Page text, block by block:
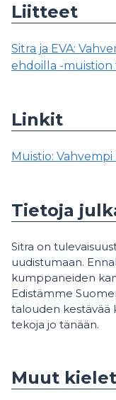
Liitteet
Sitra ja EVA:
ehdoilla -
Linkit
Muistio:
Tietoja
Sitra on
uudistumaan.
kumppaneiden
Edistämme
talouden kestävää
tekoja jo tänään.
Muut kielet